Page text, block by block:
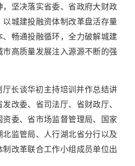
坚决落实省委、省政府大财政
城建投融资体制改革盘活存量
、畅通投融循环，全力破解城建
高质量发展注入源源不断的强
厅长谈华初主持培训并作总结讲
改委、省司法厅、省财政厅、
委、省市场监督管理局、国家
监管局、人行湖北省分行以及
改革联合工作小组成员单位出